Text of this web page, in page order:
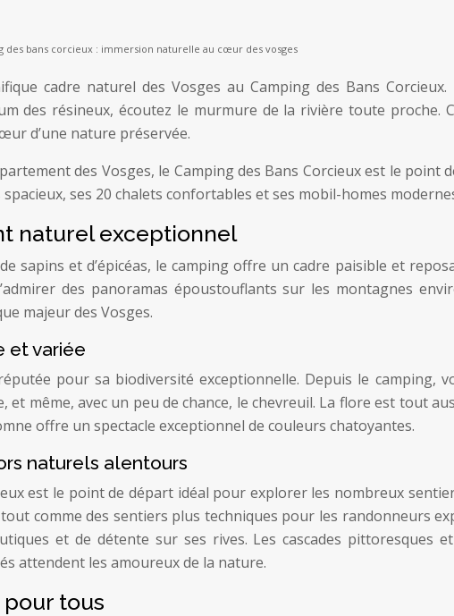
des bans corcieux : immersion naturelle au cœur des vosges
cadre naturel des Vosges au Camping des Bans
des résineux, écoutez le murmure de la rivière toute
d’une nature préservée.
des Vosges, le Camping des Bans Corcieux est le
ses 20 chalets confortables et ses mobil-homes
naturel exceptionnel
sapins et d’épicéas, le camping offre un cadre paisible et
des panoramas époustouflants sur les montagnes
majeur des Vosges.
et variée
pour sa biodiversité exceptionnelle. Depuis le camping,
et même, avec un peu de chance, le chevreuil. La flore est tout
offre un spectacle exceptionnel de couleurs chatoyantes.
naturels alentours
est le point de départ idéal pour explorer les nombreux
comme des sentiers plus techniques pour les randonneurs
et de détente sur ses rives. Les cascades
attendent les amoureux de la nature.
tous